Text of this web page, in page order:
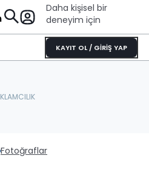
Daha kişisel bir
deneyim için
KAYIT OL / GİRİŞ YAP
Fotoğraflar